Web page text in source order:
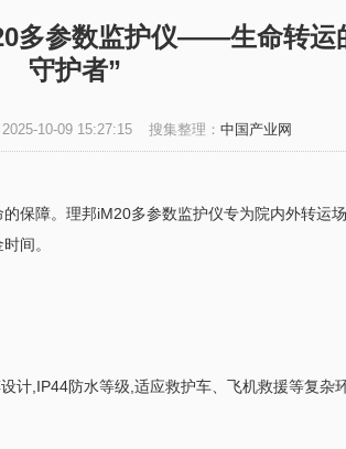
多参数监护仪——生命转运
守护者”
2025-10-09 15:27:15 搜集整理： 中国产业网
保障。理邦iM20多参数监护仪专为院内外转运
间。
计,IP44防水等级,适应救护车、飞机救援等复杂